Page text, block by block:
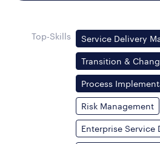
Top-Skills Service Delivery
Transition &
Process
Risk Management
Enterprise Service